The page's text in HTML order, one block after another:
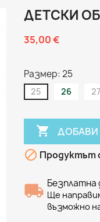
ДЕТСКИ
35,00 €
Размер: 25
25 26 27
 ДОБАВИ
 Продуктът
Безплатна
Ще
възможно